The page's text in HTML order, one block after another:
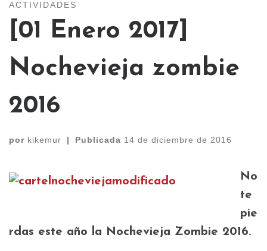
ACTIVIDADES
[01 Enero 2017]
Nochevieja zombie
2016
por kikemur | Publicada 14 de diciembre de 2016
No
te
pie
rdas este año la Nochevieja Zombie 2016.